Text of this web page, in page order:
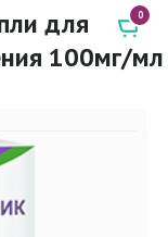
для
100мг/мл
0